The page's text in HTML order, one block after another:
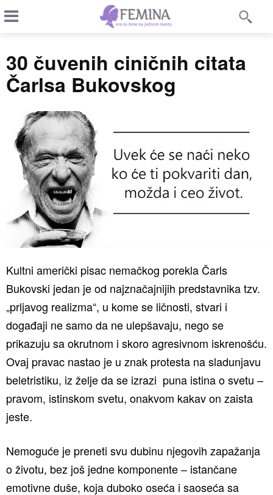
30 čuvenih ciničnih citata
Čarlsa Bukovskog
Kultni američki pisac nemačkog porekla Čarls
Bukovski jedan je od najznačajnijih predstavnika tzv.
„prljavog realizma“, u kome se ličnosti, stvari i
događaji ne samo da ne ulepšavaju, nego se
prikazuju sa okrutnom i skoro agresivnom iskrenošću.
Ovaj pravac nastao je u znak protesta na sladunjavu
beletristiku, iz želje da se izrazi puna istina o svetu –
pravom, istinskom svetu, onakvom kakav on zaista
jeste.
Nemoguće je preneti svu dubinu njegovih zapažanja
o životu, bez još jedne komponente – istančane
emotivne duše, koja duboko oseća i saoseća sa